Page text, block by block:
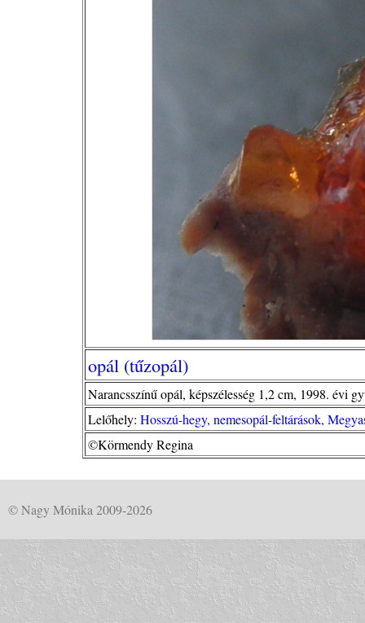
opál (tűzopál)
Narancsszínű opál, képszélesség 1,2 cm, 1998. évi
Lelőhely: Hosszú-hegy, nemesopál-feltárások,
©Körmendy Regina
© Nagy Mónika 2009-2026